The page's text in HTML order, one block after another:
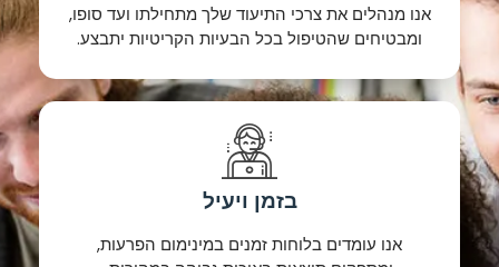
אנו מנהלים את צרכי התיעוד שלך מתחילתו ועד סופו,
ומבטיחים שהטיפול בכל הבעיות הקריטיות יתבצע.
בזמן ויעיל
אנו עומדים בלוחות זמנים במינימום הפרעות,